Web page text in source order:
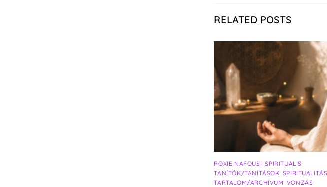
RELATED POSTS
ROXIE NAFOUSI ,SPIRITUÁLIS
TANÍTÓK/TANÍTÁSOK SPIRITUALITÁS
TARTALOM/ARCHÍVUM VONZÁS